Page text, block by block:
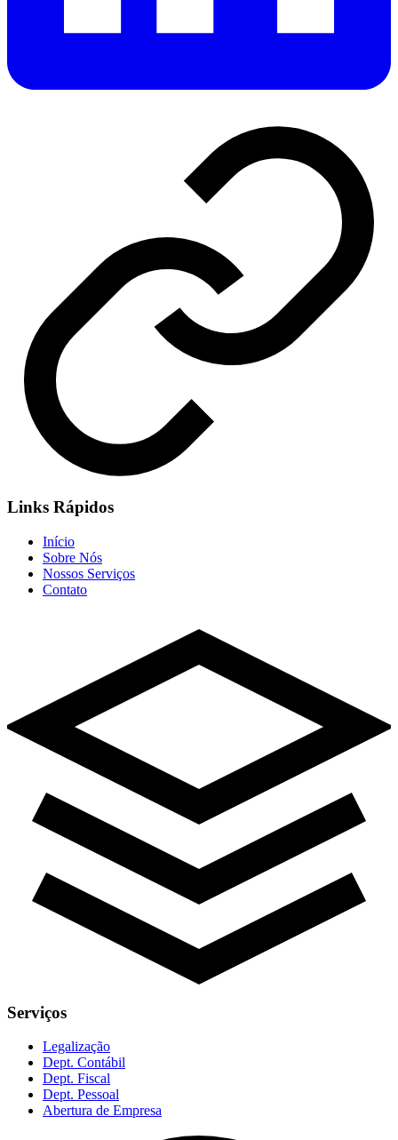
Links Rápidos
Início
Sobre Nós
Nossos Serviços
Contato
Serviços
Legalização
Dept. Contábil
Dept. Fiscal
Dept. Pessoal
Abertura de Empresa